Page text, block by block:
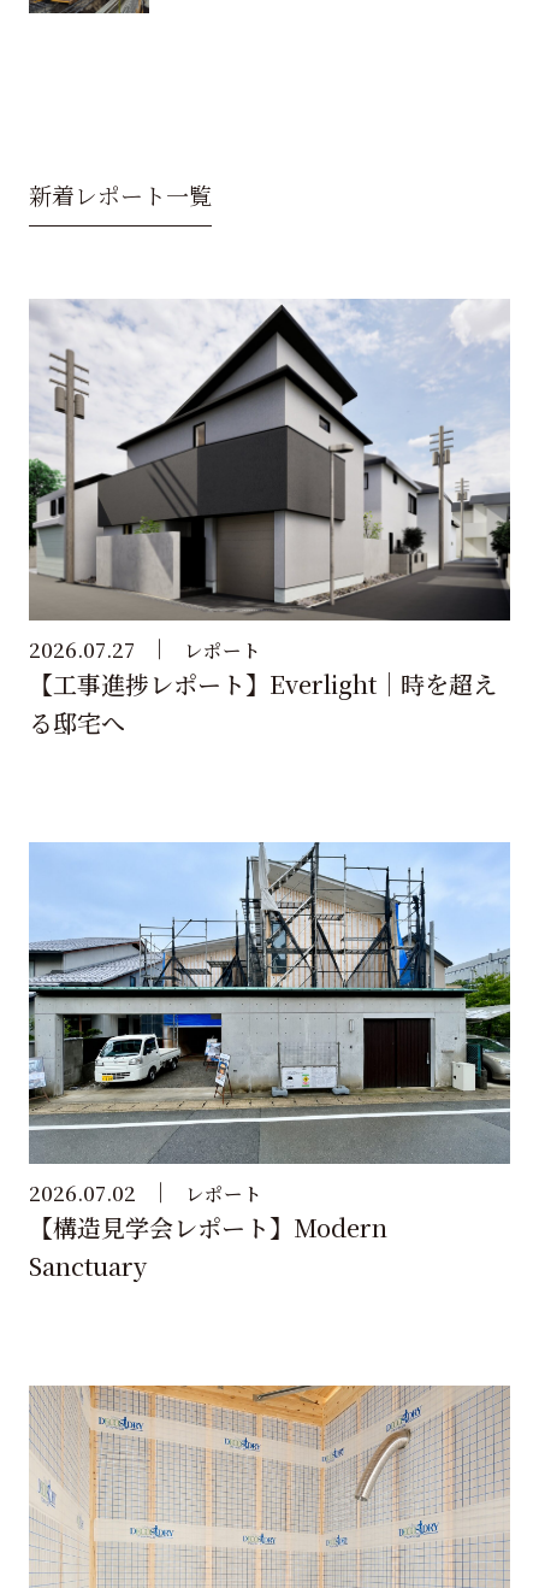
新着レポート一覧
2026.07.27 レポート
【工事進捗レポート】Everlight｜時を超え
る邸宅へ
2026.07.02 レポート
【構造見学会レポート】Modern
Sanctuary